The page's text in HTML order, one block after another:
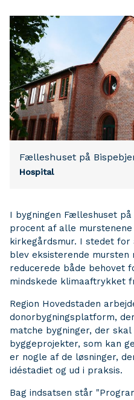
Fælleshuset på
Hospital
​I bygningen Fælleshuset
procent af alle
kirkegårdsmur. I stedet
blev eksisterende mursten
reducerede både behovet
mindskede klimaaftrykket
Region Hovedstaden
donorbygningsplatform,
matche bygninger, der skal
byggeprojekter, som kan
er nogle af de løsninger,
idéstadiet og ud i praksis.
Bag indsatsen står